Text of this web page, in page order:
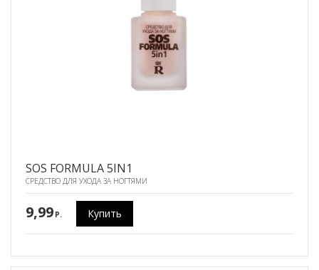
SOS FORMULA 5IN1
СРЕДСТВО ДЛЯ УХОДА ЗА НОГТЯМИ
9,99 P. Купить